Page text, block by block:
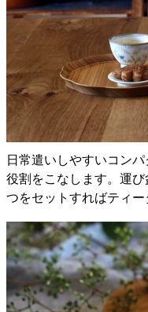
日常遣いしやすいコン
役割をこなします。運
つをセットすればティー